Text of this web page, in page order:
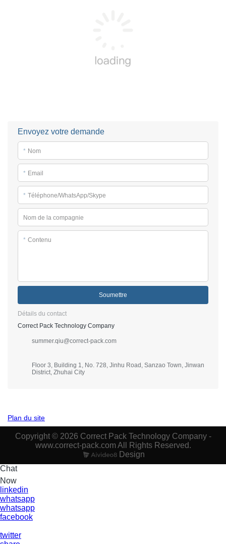
Envoyez votre demande
* Nom
* Email
* Téléphone/WhatsApp/Skype
Nom de la compagnie
* Contenu
Soumettre
Détails du contact
Correct Pack Technology Company
summer.qiu@correct-pack.com
Floor 3, Building 1, No. 728, Jinhu Road, Sanzao Town, Jinwan
District, Zhuhai City
Plan du site
Copyright © 2026 Correct Pack Technology Company -
www.correct-pack.com All Rights Reserved.
Design
Chat
Now
linkedin
whatsapp
whatsapp
facebook
twitter